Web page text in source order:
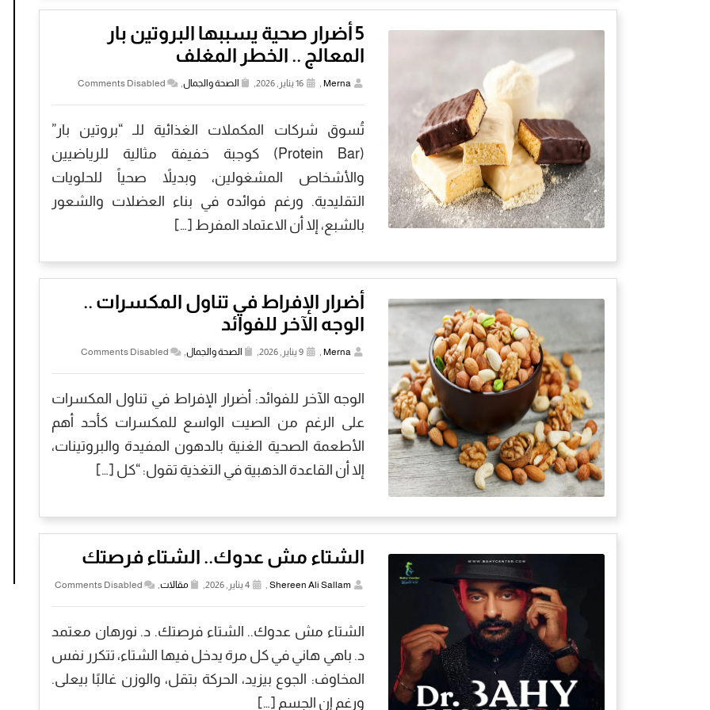
5 أضرار صحية يسببها البروتين بار
المعالج .. الخطر المغلف
Merna
, 16 يناير, 2026, الصحة والجمال,
Comments Disabled
تُسوق شركات المكملات الغذائية للـ “بروتين بار”
(Protein Bar) كوجبة خفيفة مثالية للرياضيين
والأشخاص المشغولين، وبديلاً صحياً للحلويات
التقليدية. ورغم فوائده في بناء العضلات والشعور
بالشبع، إلا أن الاعتماد المفرط […]
أضرار الإفراط في تناول المكسرات ..
الوجه الآخر للفوائد
Merna
, 9 يناير, 2026, الصحة والجمال,
Comments Disabled
الوجه الآخر للفوائد: أضرار الإفراط في تناول المكسرات
على الرغم من الصيت الواسع للمكسرات كأحد أهم
الأطعمة الصحية الغنية بالدهون المفيدة والبروتينات،
إلا أن القاعدة الذهبية في التغذية تقول: “كل […]
الشتاء مش عدوك.. الشتاء فرصتك
Shereen Ali Sallam
, 4 يناير, 2026, مقالات,
Comments Disabled
الشتاء مش عدوك.. الشتاء فرصتك. د. نورهان معتمد
د. باهي هاني في كل مرة يدخل فيها الشتاء، تتكرر نفس
المخاوف: الجوع بيزيد، الحركة بتقل، والوزن غالبًا بيعلى.
ورغم إن الجسم […]